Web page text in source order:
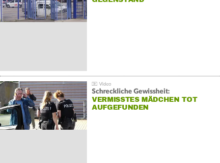
Schreckliche Gewissheit:
VERMISSTES MÄDCHEN TOT
AUFGEFUNDEN